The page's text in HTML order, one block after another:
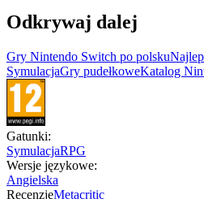
Odkrywaj dalej
Gry Nintendo Switch po polsku
SymulacjaGry pudełkoweKatalog
Gatunki:
SymulacjaRPG
Wersje językowe:
Angielska
RecenzjeMetacritic